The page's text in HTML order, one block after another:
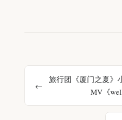
旅行团《厦门之夏》
MV《